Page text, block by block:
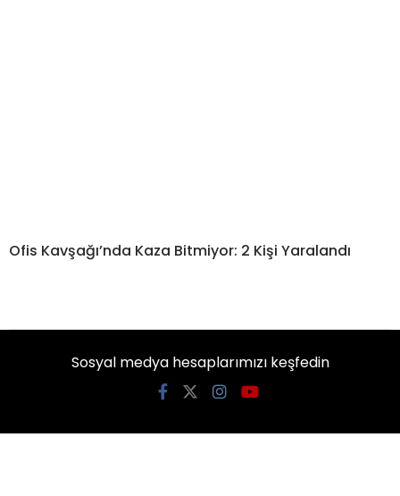
Ofis Kavşağı’nda Kaza Bitmiyor: 2 Kişi Yaralandı
Sosyal medya hesaplarımızı keşfedin